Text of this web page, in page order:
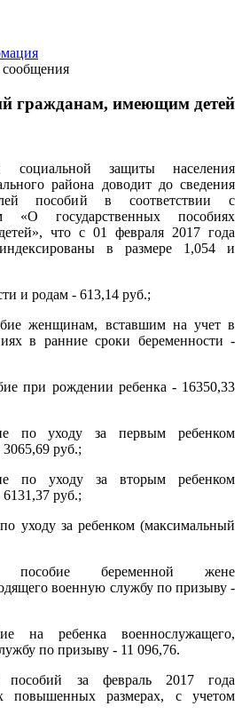
гражданам, имеющим детей
социальной защиты населения
района доводит до сведения
пособий в соответствии с
«О государственных пособиях
что с 01 февраля 2017 года
в размере 1,054 и
и родам - 613,14 руб.;
женщинам, вставшим на учет в
в ранние сроки беременности -
при рождении ребенка - 16350,33
по уходу за первым ребенком
руб.;
по уходу за вторым ребенком
руб.;
уходу за ребенком (максимальный
пособие беременной жене
военную службу по призыву -
на ребенка военнослужащего,
по призыву - 11 096,76.
пособий за февраль 2017 года
повышенных размерах, с учетом